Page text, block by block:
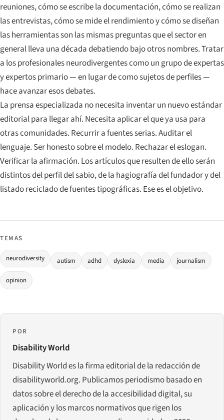
reuniones, cómo se escribe la documentación, cómo se realizan
las entrevistas, cómo se mide el rendimiento y cómo se diseñan
las herramientas son las mismas preguntas que el sector en
general lleva una década debatiendo bajo otros nombres. Tratar
a los profesionales neurodivergentes como un grupo de expertas
y expertos primario — en lugar de como sujetos de perfiles —
hace avanzar esos debates.
La prensa especializada no necesita inventar un nuevo estándar
editorial para llegar ahí. Necesita aplicar el que ya usa para
otras comunidades. Recurrir a fuentes serias. Auditar el
lenguaje. Ser honesto sobre el modelo. Rechazar el eslogan.
Verificar la afirmación. Los artículos que resulten de ello serán
distintos del perfil del sabio, de la hagiografía del fundador y del
listado reciclado de fuentes tipográficas. Ese es el objetivo.
TEMAS
neurodiversity autism adhd dyslexia media journalism
opinion
POR
Disability World
Disability World es la firma editorial de la redacción de
disabilityworld.org. Publicamos periodismo basado en
datos sobre el derecho de la accesibilidad digital, su
aplicación y los marcos normativos que rigen los